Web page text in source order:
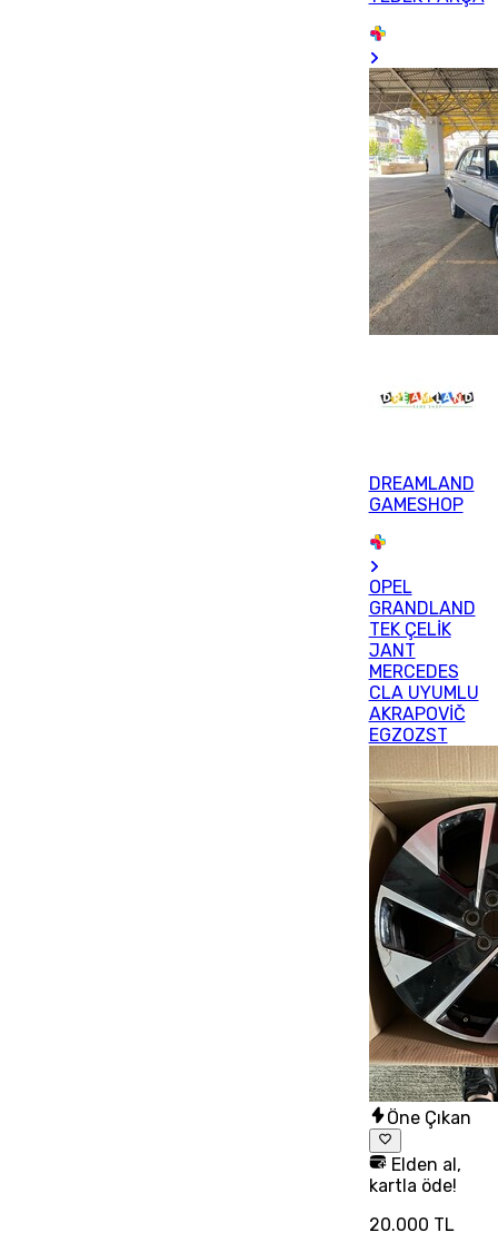
DREAMLAND
GAMESHOP
OPEL
GRANDLAND
TEK ÇELİK
JANT
MERCEDES
CLA UYUMLU
AKRAPOVİČ
EGZOZST
Öne Çıkan
Elden al,
kartla öde!
20.000 TL